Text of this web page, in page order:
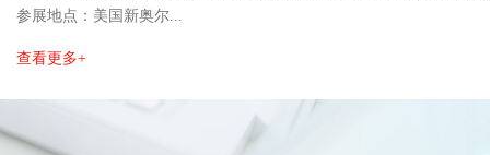
参展地点：美国新奥尔...
查看更多+